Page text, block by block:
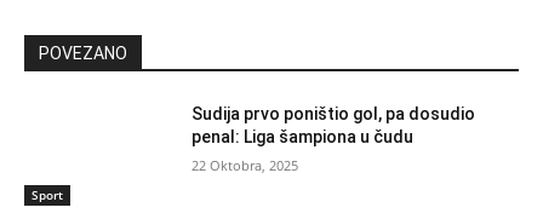
POVEZANO
Sport
Sudija prvo poništio gol, pa dosudio
penal: Liga šampiona u čudu
22 Oktobra, 2025